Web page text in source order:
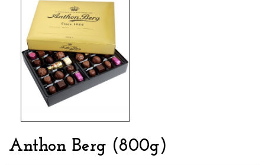
Anthon Berg (800g)